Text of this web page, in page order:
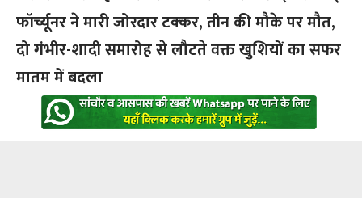
फॉर्च्यूनर ने मारी जोरदार टक्कर, तीन की मौके पर मौत,
दो गंभीर-शादी समारोह से लौटते वक्त खुशियों का सफर
मातम में बदला